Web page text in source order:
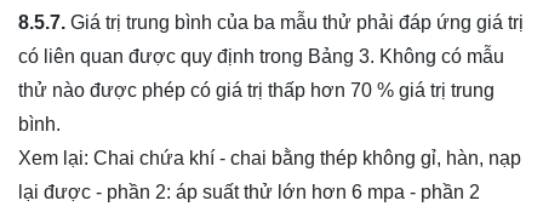
8.5.7. Giá trị trung bình của ba mẫu thử phải đáp ứng giá trị
có liên quan được quy định trong Bảng 3. Không có mẫu
thử nào được phép có giá trị thấp hơn 70 % giá trị trung
bình.
Xem lại: Chai chứa khí - chai bằng thép không gỉ, hàn, nạp
lại được - phần 2: áp suất thử lớn hơn 6 mpa - phần 2